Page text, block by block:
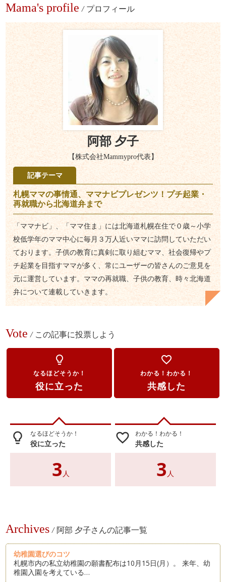
Mama's profile / プロフィール
阿部 夕子
【株式会社Mammypro代表】
記事テーマ
札幌ママの事情通、ママナビプレゼンツ！プチ起業・
再就職から北海道弁まで
「ママナビ」、「ママ住ま」には北海道札幌在住で０歳～小学
校低学年のママ中心に毎月３万人近いママに訪問していただい
ております。子供の教育に真剣に取り組むママ、社会復帰やプ
チ起業を目指すママが多く、常にユーザーの皆さんのご意見を
元に運営しています。ママの再就職、子供の教育、時々北海道
弁について連載していきます。
Vote / この記事に投票しよう
lightbulb_outline
なるほどそうか！
役に立った
favorite_border
わかる！わかる！
共感した
lightbulb_outline なるほどそうか！
役に立った
3 人
favorite_border わかる！わかる！
共感した
3 人
Archives / 阿部 夕子さんの記事一覧
幼稚園選びのコツ
札幌市内の私立幼稚園の願書配布は10月15日(月）。 来年、幼
稚園入園を考えている…